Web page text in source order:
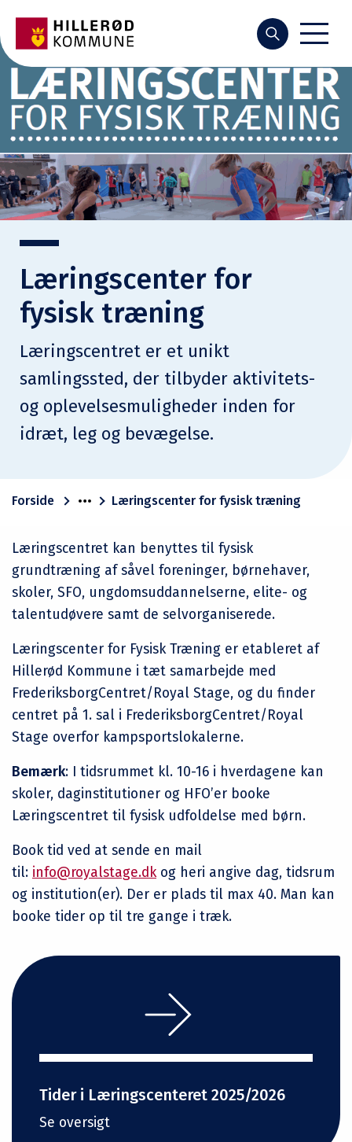
Søg
Læringscenter for
fysisk træning
Læringscentret er et unikt
samlingssted, der tilbyder aktivitets-
og oplevelsesmuligheder inden for
idræt, leg og bevægelse.
Forside Læringscenter for fysisk træning
Læringscentret kan benyttes til fysisk
grundtræning af såvel foreninger, børnehaver,
skoler, SFO, ungdomsuddannelserne, elite- og
talentudøvere samt de selvorganiserede.
Læringscenter for Fysisk Træning er etableret af
Hillerød Kommune i tæt samarbejde med
FrederiksborgCentret/Royal Stage, og du finder
centret på 1. sal i FrederiksborgCentret/Royal
Stage overfor kampsportslokalerne.
Bemærk: I tidsrummet kl. 10-16 i hverdagene kan
skoler, daginstitutioner og HFO’er booke
Læringscentret til fysisk udfoldelse med børn.
Book tid ved at sende en mail
til: info@royalstage.dkog heri angive dag, tidsrum
og institution(er). Der er plads til max 40. Man kan
booke tider op til tre gange i træk.
Tider i Læringscenteret 2025/2026
Se oversigt